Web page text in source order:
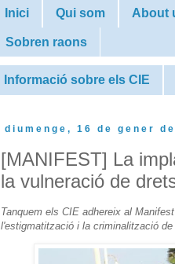
Inici Qui som About
Sobren raons
Informació sobre els CIE
diumenge, 16 de gener
[MANIFEST] La
la vulneració de
Tanquem els CIE adhereix al
l'estigmatització i la criminalització